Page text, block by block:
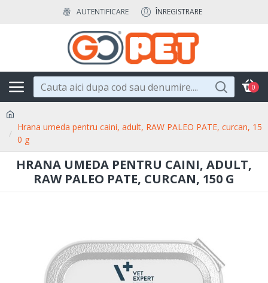
AUTENTIFICARE ÎNREGISTRARE
0
Hrana umeda pentru caini, adult, RAW PALEO PATE, curcan, 15
0 g
HRANA UMEDA PENTRU CAINI, ADULT,
RAW PALEO PATE, CURCAN, 150 G